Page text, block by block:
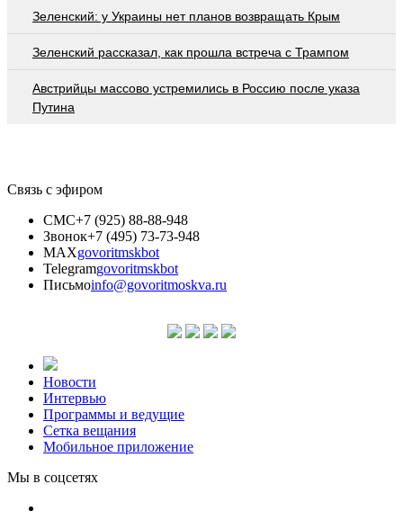
Зеленский: у Украины нет планов возвращать Крым
Зеленский рассказал, как прошла встреча с Трампом
Австрийцы массово устремились в Россию после указа
Путина
Связь с эфиром
СМС+7 (925) 88-88-948
Звонок+7 (495) 73-73-948
MAXgovoritmskbot
Telegramgovoritmskbot
Письмоinfo@govoritmoskva.ru
Новости
Интервью
Программы и ведущие
Сетка вещания
Мобильное приложение
Мы в соцсетях